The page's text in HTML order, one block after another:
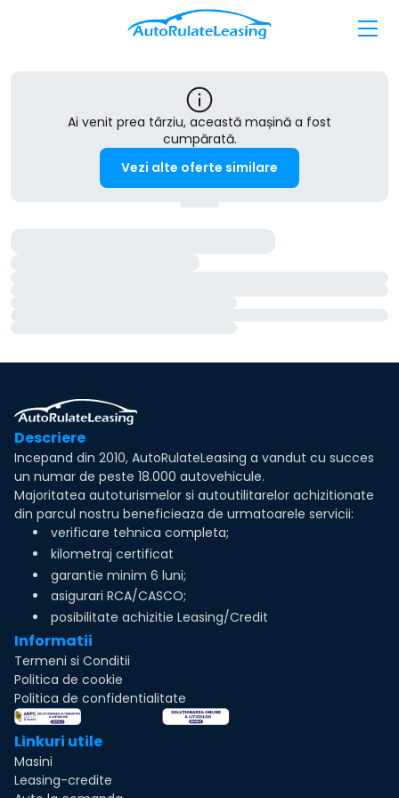
Ai venit prea târziu, această mașină a fost
cumpărată.
Vezi alte oferte similare
Descriere
Incepand din 2010, AutoRulateLeasing a vandut cu succes
un numar de peste 18.000 autovehicule.
Majoritatea autoturismelor si autoutilitarelor achizitionate
din parcul nostru beneficieaza de urmatoarele servicii:
verificare tehnica completa;
kilometraj certificat
garantie minim 6 luni;
asigurari RCA/CASCO;
posibilitate achizitie Leasing/Credit
Informatii
Termeni si Conditii
Politica de cookie
Politica de confidentialitate
Linkuri utile
Masini
Leasing-credite